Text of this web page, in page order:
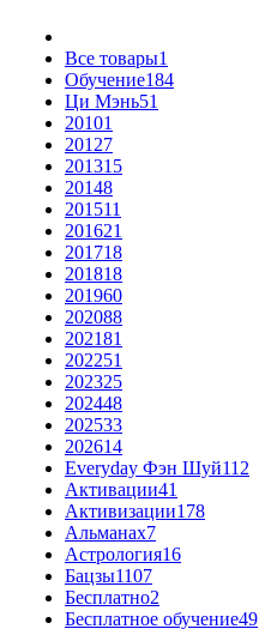
Все товары1
Обучение184
Ци Мэнь51
20101
20127
201315
20148
201511
201621
201718
201818
201960
202088
202181
202251
202325
202448
202533
202614
Everyday Фэн Шуй112
Активации41
Активизации178
Альманах7
Астрология16
Бацзы1107
Бесплатно2
Бесплатное обучение49